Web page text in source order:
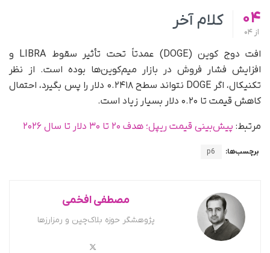
04
از
کلام آخر
افت دوج کوین (DOGE) عمدتاً تحت تأثیر سقوط LIBRA و
افزایش فشار فروش در بازار میم‌کوین‌ها بوده است. از نظر
تکنیکال، اگر DOGE نتواند سطح ۰.۲۴۱۸ دلار را پس بگیرد، احتمال
کاهش قیمت تا ۰.۲۰ دلار بسیار زیاد است.
مرتبط: پیش‌بینی قیمت ریپل؛ هدف ۲۰ تا ۳۰ دلار تا سال ۲۰۲۶
برچسب‌ها: p6
مصطفی افخمی
پژوهشگر حوزه بلاک‌چین و رمزارزها